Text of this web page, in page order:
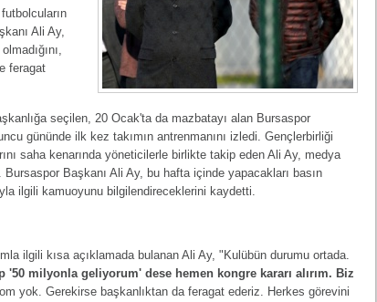
Ali Ay,
feragat
seçilen, 20 Ocak'ta da mazbatayı alan Bursaspor
gününde ilk kez takımın antrenmanını izledi. Gençlerbirliği
saha kenarında yöneticilerle birlikte takip eden Ali Ay, medya
Başkanı Ali Ay, bu hafta içinde yapacakları basın
ilgili kamuoyunu bilgilendireceklerini kaydetti.
ilgili kısa açıklamada bulanan Ali Ay, "Kulübün durumu ortada.
'50 milyonla geliyorum' dese hemen kongre kararı alırım. Biz
yok. Gerekirse başkanlıktan da feragat ederiz. Herkes görevini